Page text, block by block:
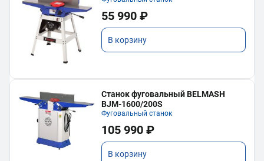
55 990 ₽
В корзину
Станок фуговальный BELMASH
BJM-1600/200S
Фуговальный станок
105 990 ₽
В корзину